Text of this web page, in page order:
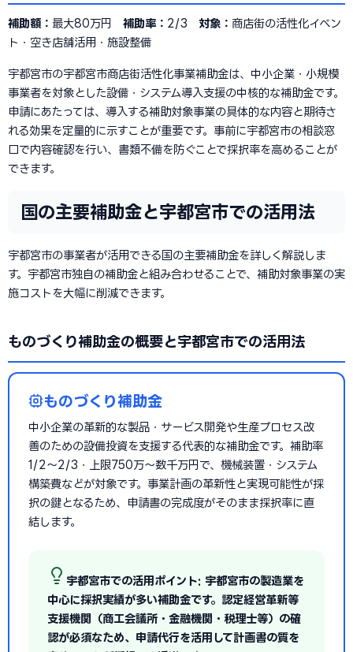
補助額： 最大80万円 補助率： 2/3 対象： 商店街の活性化イベン
ト・空き店舗活用・施設整備
宇都宮市の宇都宮市商店街活性化事業補助金は、中小企業・小規模
事業者を対象とした設備・システム導入支援の中核的な補助金です。
申請にあたっては、導入する補助対象事業の具体的な内容と期待さ
れる効果を定量的に示すことが重要です。事前に宇都宮市の相談窓
口で内容確認を行い、書類不備を防ぐことで採択率を高めることが
できます。
国の主要補助金と宇都宮市での活用法
宇都宮市の事業者が活用できる国の主要補助金を詳しく解説しま
す。宇都宮市独自の補助金と組み合わせることで、補助対象事業の実
施コストを大幅に削減できます。
ものづくり補助金の概要と宇都宮市での活用法
ものづくり補助金
中小企業の革新的な製品・サービス開発や生産プロセス改
善のための設備投資を支援する代表的な補助金です。補助率
1/2〜2/3・上限750万〜数千万円で、機械装置・システム
構築費などが対象です。事業計画の革新性と実現可能性が採
択の鍵となるため、申請書の完成度がそのまま採択率に直
結します。
宇都宮市での活用ポイント: 宇都宮市の製造業を
中心に採択実績が多い補助金です。認定経営革新等
支援機関（商工会議所・金融機関・税理士等）の確
認が必須なため、申請代行を活用して計画書の質を